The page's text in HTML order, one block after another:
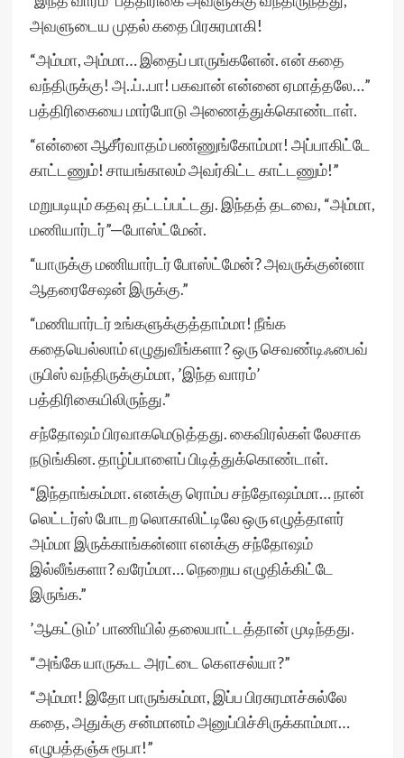
அவளுடைய முதல் கதை பிரசுரமாகி!
“அம்மா, அம்மா… இதைப் பாருங்களேன். என் கதை
வந்திருக்கு! அ..ப்..பா! பகவான் என்னை ஏமாத்தலே…”
பத்திரிகையை மார்போடு அணைத்துக்கொண்டாள்.
“என்னை ஆசீர்வாதம் பண்ணுங்கோம்மா! அப்பாகிட்டே
காட்டணும்! சாயங்காலம் அவர்கிட்ட காட்டணும்!”
மறுபடியும் கதவு தட்டப்பட்டது. இந்தத் தடவை, “அம்மா,
மணியார்டர்”—போஸ்ட்மேன்.
“யாருக்கு மணியார்டர் போஸ்ட்மேன்? அவருக்குன்னா
ஆதரைசேஷன் இருக்கு.”
“மணியார்டர் உங்களுக்குத்தாம்மா! நீங்க
கதையெல்லாம் எழுதுவீங்களா? ஒரு செவண்டிஃபைவ்
ருபிஸ் வந்திருக்கும்மா, ’இந்த வாரம்’
பத்திரிகையிலிருந்து.”
சந்தோஷம் பிரவாகமெடுத்தது. கைவிரல்கள் லேசாக
நடுங்கின. தாழ்ப்பாளைப் பிடித்துக்கொண்டாள்.
“இந்தாங்கம்மா. எனக்கு ரொம்ப சந்தோஷம்மா… நான்
லெட்டர்ஸ் போடற லொகாலிட்டிலே ஒரு எழுத்தாளர்
அம்மா இருக்காங்கன்னா எனக்கு சந்தோஷம்
இல்லீங்களா? வரேம்மா… நெறைய எழுதிக்கிட்டே
இருங்க.”
’ஆகட்டும்’ பாணியில் தலையாட்டத்தான் முடிந்தது.
“அங்கே யாருகூட அரட்டை கௌசல்யா?”
“அம்மா! இதோ பாருங்கம்மா, இப்ப பிரசுரமாச்சுல்லே
கதை, அதுக்கு சன்மானம் அனுப்பிச்சிருக்காம்மா…
எழுபத்தஞ்சு ரூபா!”